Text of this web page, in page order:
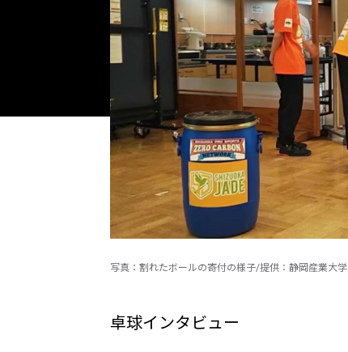
写真：割れたボールの寄付の様子/提供：静岡産業大学
卓球インタビュー